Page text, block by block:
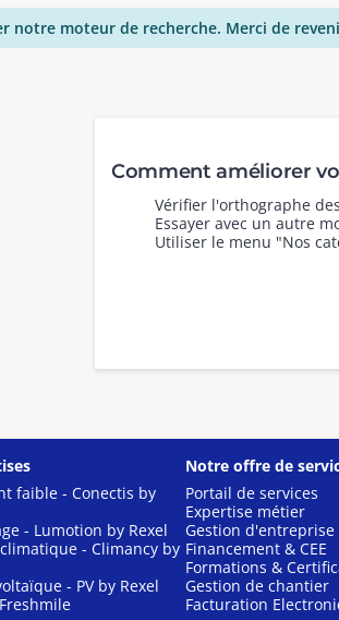
notre moteur de recherche. Merci de
Comment améliorer
Vérifier l'orthographe
Essayer avec un autre
Utiliser le menu "Nos
faible - Conectis by
- Lumotion by Rexel
- Climancy by
- PV by Rexel
Notre offre de
Portail de services
Expertise métier
Gestion d'entreprise
Financement & CEE
Formations &
Gestion de chantier
Facturation